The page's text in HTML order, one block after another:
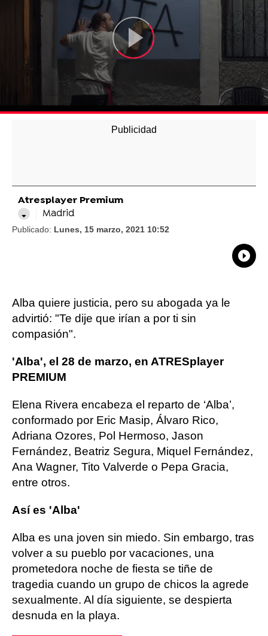
Atresplayer Premium
Madrid
Publicado: Lunes, 15 marzo, 2021 10:52
Alba quiere justicia, pero su abogada ya le
advirtió: "Te dije que irían a por ti sin
compasión".
'Alba', el 28 de marzo, en ATRESplayer
PREMIUM
Elena Rivera encabeza el reparto de ‘Alba’,
conformado por Eric Masip, Álvaro Rico,
Adriana Ozores, Pol Hermoso, Jason
Fernández, Beatriz Segura, Miquel Fernández,
Ana Wagner, Tito Valverde o Pepa Gracia,
entre otros.
Así es 'Alba'
Alba es una joven sin miedo. Sin embargo, tras
volver a su pueblo por vacaciones, una
prometedora noche de fiesta se tiñe de
tragedia cuando un grupo de chicos la agrede
sexualmente. Al día siguiente, se despierta
desnuda en la playa.